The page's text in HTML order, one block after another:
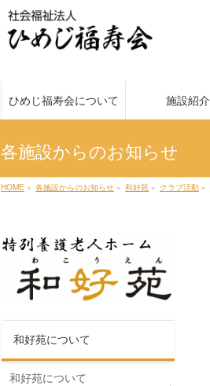
ひめじ福寿会について 施設紹介
各施設からのお知らせ
HOME » 各施設からのお知らせ » 和好苑 » クラブ活動 »
和好苑について
和好苑について